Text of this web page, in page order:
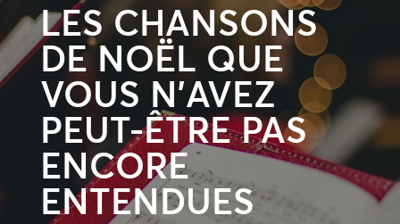
LES CHANSONS
DE NOËL QUE
VOUS N’AVEZ
PEUT-ÊTRE PAS
ENCORE
ENTENDUES